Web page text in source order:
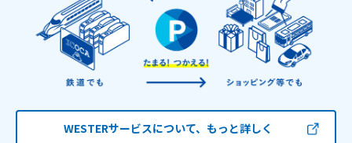
WESTERサービスについて、もっと詳しく